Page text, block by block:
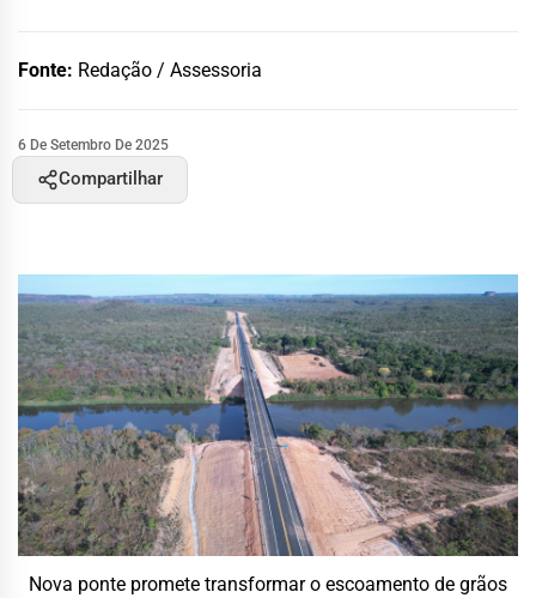
Fonte: Redação / Assessoria
6 De Setembro De 2025
Compartilhar
Nova ponte promete transformar o escoamento de grãos